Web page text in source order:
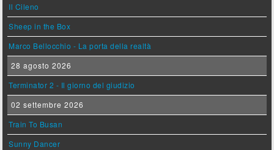
Il Cileno
Sheep in the Box
Marco Bellocchio - La porta della realtà
28 agosto 2026
Terminator 2 - Il giorno del giudizio
02 settembre 2026
Train To Busan
Sunny Dancer